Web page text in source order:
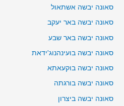
סאונה יבשה אשתאול
סאונה יבשה באר יעקב
סאונה יבשה באר שבע
סאונה יבשה בועינהנוג'ידאת
סאונה יבשה בוקעאתא
סאונה יבשה בורגתה
סאונה יבשה ביצרון